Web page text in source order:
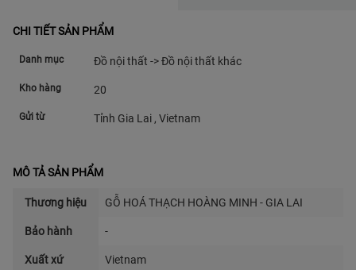
CHI TIẾT SẢN PHẨM
Danh mục Đồ nội thất -> Đồ nội thất khác
Kho hàng 20
Gửi từ Tỉnh Gia Lai , Vietnam
MÔ TẢ SẢN PHẨM
Thương hiệu GỖ HOÁ THẠCH HOÀNG MINH - GIA LAI
Bảo hành -
Xuất xứ Vietnam